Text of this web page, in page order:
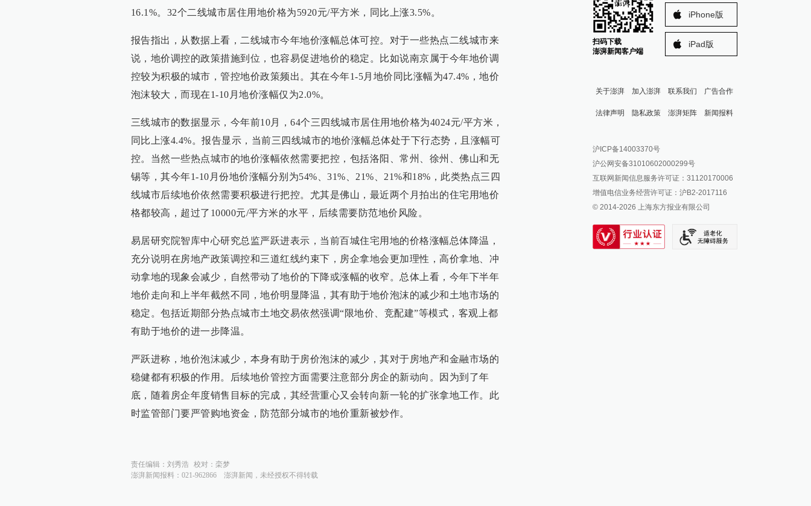
16.1%。32个二线城市居住用地价格为5920元/平方米，同比上涨3.5%。
报告指出，从数据上看，二线城市今年地价涨幅总体可控。对于一些热点二线城市来
说，地价调控的政策措施到位，也容易促进地价的稳定。比如说南京属于今年地价调
控较为积极的城市，管控地价政策频出。其在今年1-5月地价同比涨幅为47.4%，地价
泡沫较大，而现在1-10月地价涨幅仅为2.0%。
三线城市的数据显示，今年前10月，64个三四线城市居住用地价格为4024元/平方米，
同比上涨4.4%。报告显示，当前三四线城市的地价涨幅总体处于下行态势，且涨幅可
控。当然一些热点城市的地价涨幅依然需要把控，包括洛阳、常州、徐州、佛山和无
锡等，其今年1-10月份地价涨幅分别为54%、31%、21%、21%和18%，此类热点三四
线城市后续地价依然需要积极进行把控。尤其是佛山，最近两个月拍出的住宅用地价
格都较高，超过了10000元/平方米的水平，后续需要防范地价风险。
易居研究院智库中心研究总监严跃进表示，当前百城住宅用地的价格涨幅总体降温，
充分说明在房地产政策调控和三道红线约束下，房企拿地会更加理性，高价拿地、冲
动拿地的现象会减少，自然带动了地价的下降或涨幅的收窄。总体上看，今年下半年
地价走向和上半年截然不同，地价明显降温，其有助于地价泡沫的减少和土地市场的
稳定。包括近期部分热点城市土地交易依然强调“限地价、竞配建”等模式，客观上都
有助于地价的进一步降温。
严跃进称，地价泡沫减少，本身有助于房价泡沫的减少，其对于房地产和金融市场的
稳健都有积极的作用。后续地价管控方面需要注意部分房企的新动向。因为到了年
底，随着房企年度销售目标的完成，其经营重心又会转向新一轮的扩张拿地工作。此
时监管部门要严管购地资金，防范部分城市的地价重新被炒作。
责任编辑： 刘秀浩 校对： 栾梦
澎湃新闻报料：021-962866
澎湃新闻，未经授权不得转载
扫码下载
澎湃新闻客户端
iPhone版
iPad版
关于澎湃 加入澎湃 联系我们 广告合作
法律声明 隐私政策 澎湃矩阵
澎湃新闻公众号
澎湃新闻抖音号
派生万物开放平台
IP SHANGHAI
SIXTH TONE
新闻报料
报料邮箱: news@thepaper.cn
沪ICP备14003370号
沪公网安备31010602000299号
互联网新闻信息服务许可证：31120170006
增值电信业务经营许可证：沪B2-2017116
© 2014-2026 上海东方报业有限公司